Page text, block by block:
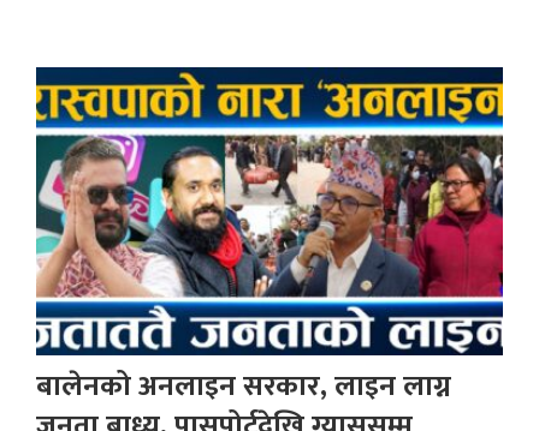
बालेनको अनलाइन सरकार, लाइन लाग्न